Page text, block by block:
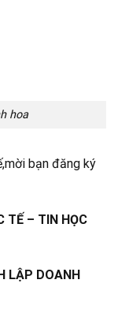
hoa
bạn đăng ký
TẾ – TIN HỌC
LẬP DOANH